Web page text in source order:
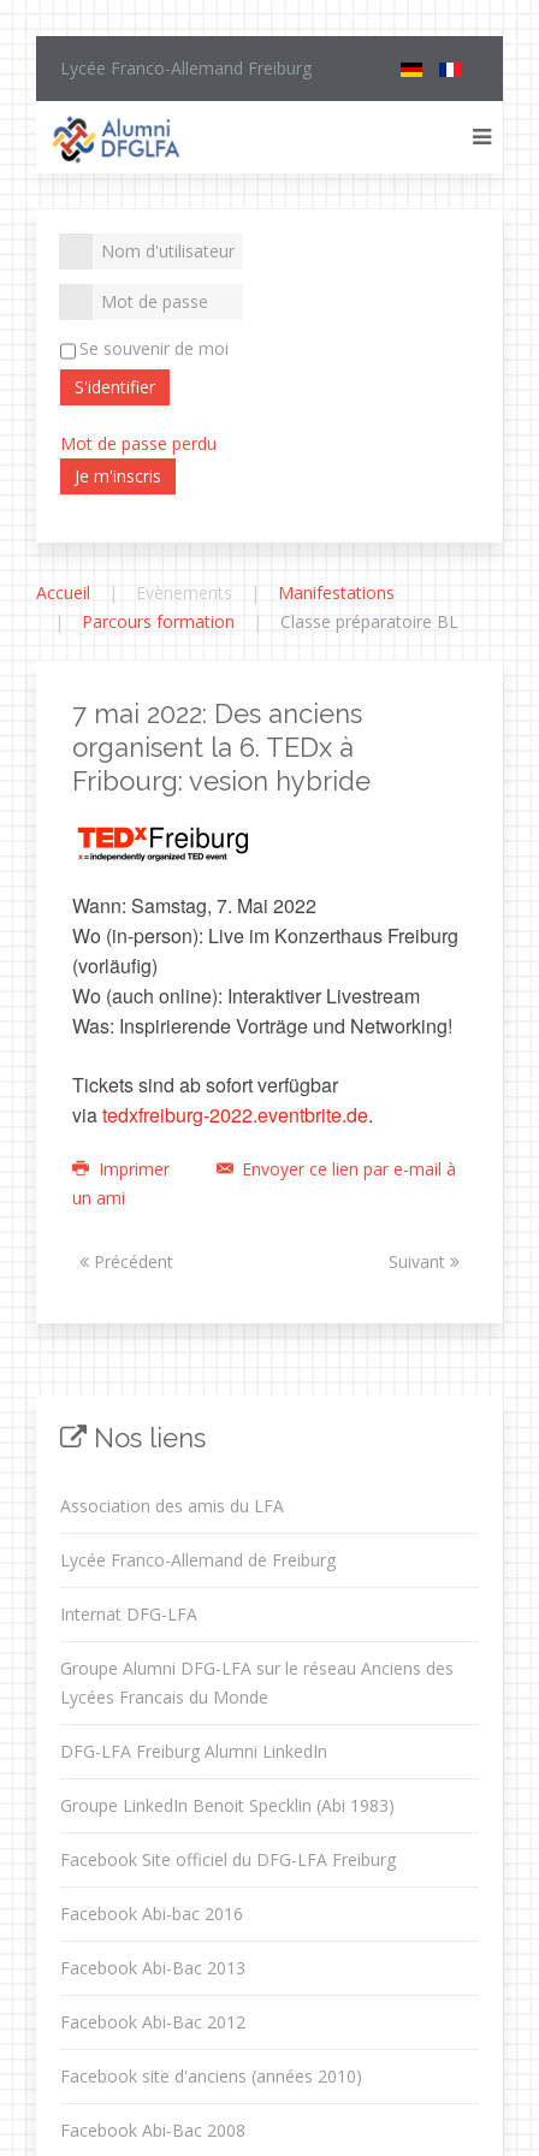
Lycée Franco-Allemand Freiburg
Se souvenir de moi
S'identifier
Mot de passe perdu
Je m'inscris
Accueil Evènements
Manifestations
Parcours formation
Classe préparatoire BL
7 mai 2022: Des anciens
organisent la 6. TEDx à
Fribourg: vesion hybride
Wann: Samstag, 7. Mai 2022
Wo (in-person): Live im Konzerthaus Freiburg
(vorläufig)
Wo (auch online): Interaktiver Livestream
Was: Inspirierende Vorträge und Networking!
Tickets sind ab sofort verfügbar
viatedxfreiburg-2022.eventbrite.de.
Imprimer
Envoyer ce lien par e-mail à
un ami
Précédent Suivant
Nos liens
Association des amis du LFA
Lycée Franco-Allemand de Freiburg
Internat DFG-LFA
Groupe Alumni DFG-LFA sur le réseau Anciens des
Lycées Francais du Monde
DFG-LFA Freiburg Alumni LinkedIn
Groupe LinkedIn Benoit Specklin (Abi 1983)
Facebook Site officiel du DFG-LFA Freiburg
Facebook Abi-bac 2016
Facebook Abi-Bac 2013
Facebook Abi-Bac 2012
Facebook site d'anciens (années 2010)
Facebook Abi-Bac 2008